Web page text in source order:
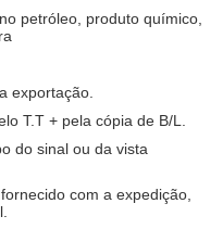
petróleo, produto químico,
exportação.
T.T + pela cópia de B/L.
do sinal ou da vista
com a expedição,